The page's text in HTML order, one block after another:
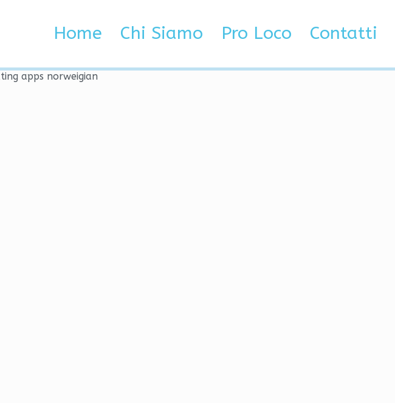
Home Chi Siamo Pro Loco Contatti
– transgender dating apps
apps norweigian